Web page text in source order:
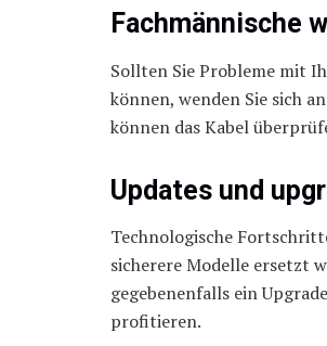
Fachmännische
Sollten Sie Probleme mit
können, wenden Sie sich
können das Kabel
Updates und
Technologische
sicherere Modelle ersetzt
gegebenenfalls ein
profitieren.